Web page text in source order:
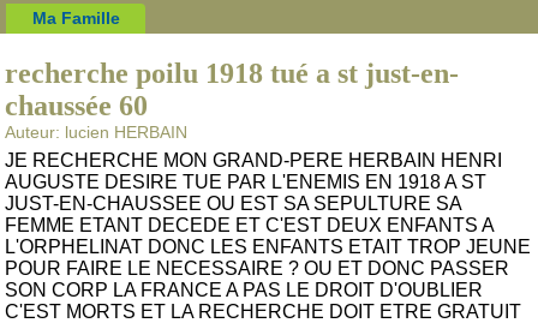
Ma Famille
recherche poilu 1918 tué a st just-en-
chaussée 60
Auteur: lucien HERBAIN
JE RECHERCHE MON GRAND-PERE HERBAIN HENRI
AUGUSTE DESIRE TUE PAR L'ENEMIS EN 1918 A ST
JUST-EN-CHAUSSEE OU EST SA SEPULTURE SA
FEMME ETANT DECEDE ET C'EST DEUX ENFANTS A
L'ORPHELINAT DONC LES ENFANTS ETAIT TROP JEUNE
POUR FAIRE LE NECESSAIRE ? OU ET DONC PASSER
SON CORP LA FRANCE A PAS LE DROIT D'OUBLIER
C'EST MORTS ET LA RECHERCHE DOIT ETRE GRATUIT